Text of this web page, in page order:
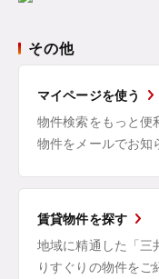
その他
マイページを使う
物件検索をもっと便
物件をメールでお知
賃貸物件を探す
地域に精通した「三
りすぐりの物件をご